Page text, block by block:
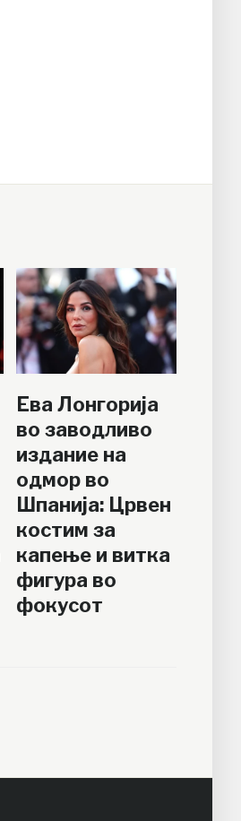
Ева Лонгорија
во заводливо
издание на
одмор во
Шпанија: Црвен
костим за
капење и витка
фигура во
фокусот